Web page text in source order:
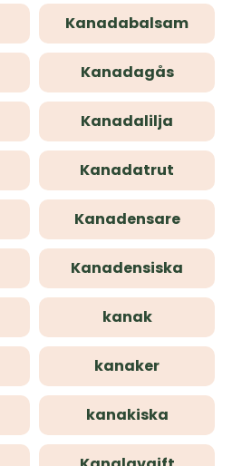
Kanadabalsam
Kanadagås
Kanadalilja
Kanadatrut
Kanadensare
Kanadensiska
kanak
kanaker
kanakiska